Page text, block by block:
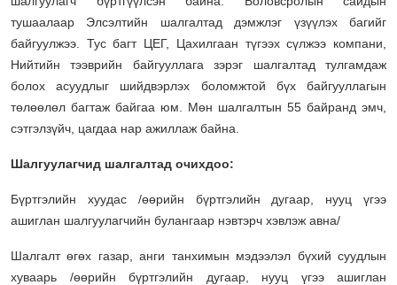
тушаалаар Элсэлтийн шалгалтад дэмжлэг үзүүлэх багийг
байгуулжээ. Тус багт ЦЕГ, Цахилгаан түгээх сүлжээ компани,
Нийтийн тээврийн байгууллага зэрэг шалгалтад тулгамдаж
болох асуудлыг шийдвэрлэх боломжтой бүх байгууллагын
төлөөлөл багтаж байгаа юм. Мөн шалгалтын 55 байранд эмч,
сэтгэлзүйч, цагдаа нар ажиллаж байна.
Шалгуулагчид шалгалтад очихдоо:
Бүртгэлийн хуудас /өөрийн бүртгэлийн дугаар, нууц үгээ
ашиглан шалгуулагчийн булангаар нэвтэрч хэвлэж авна/
Шалгалт өгөх газар, анги танхимын мэдээлэл бүхий суудлын
хуваарь /өөрийн бүртгэлийн дугаар, нууц үгээ ашиглан